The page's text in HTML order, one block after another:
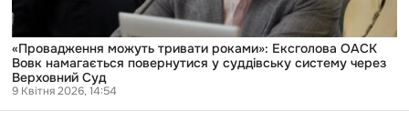
слухання
суддівську
систему
через
Верховний
Суд
«Провадження можуть тривати роками»: Ексголова ОАСК
Вовк намагається повернутися у суддівську систему через
Верховний Суд
9 Квітня 2026, 14:54